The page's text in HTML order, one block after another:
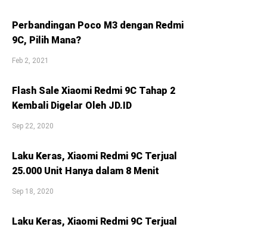
Perbandingan Poco M3 dengan Redmi
9C, Pilih Mana?
Feb 2, 2021
Flash Sale Xiaomi Redmi 9C Tahap 2
Kembali Digelar Oleh JD.ID
Sep 22, 2020
Laku Keras, Xiaomi Redmi 9C Terjual
25.000 Unit Hanya dalam 8 Menit
Sep 18, 2020
Laku Keras, Xiaomi Redmi 9C Terjual